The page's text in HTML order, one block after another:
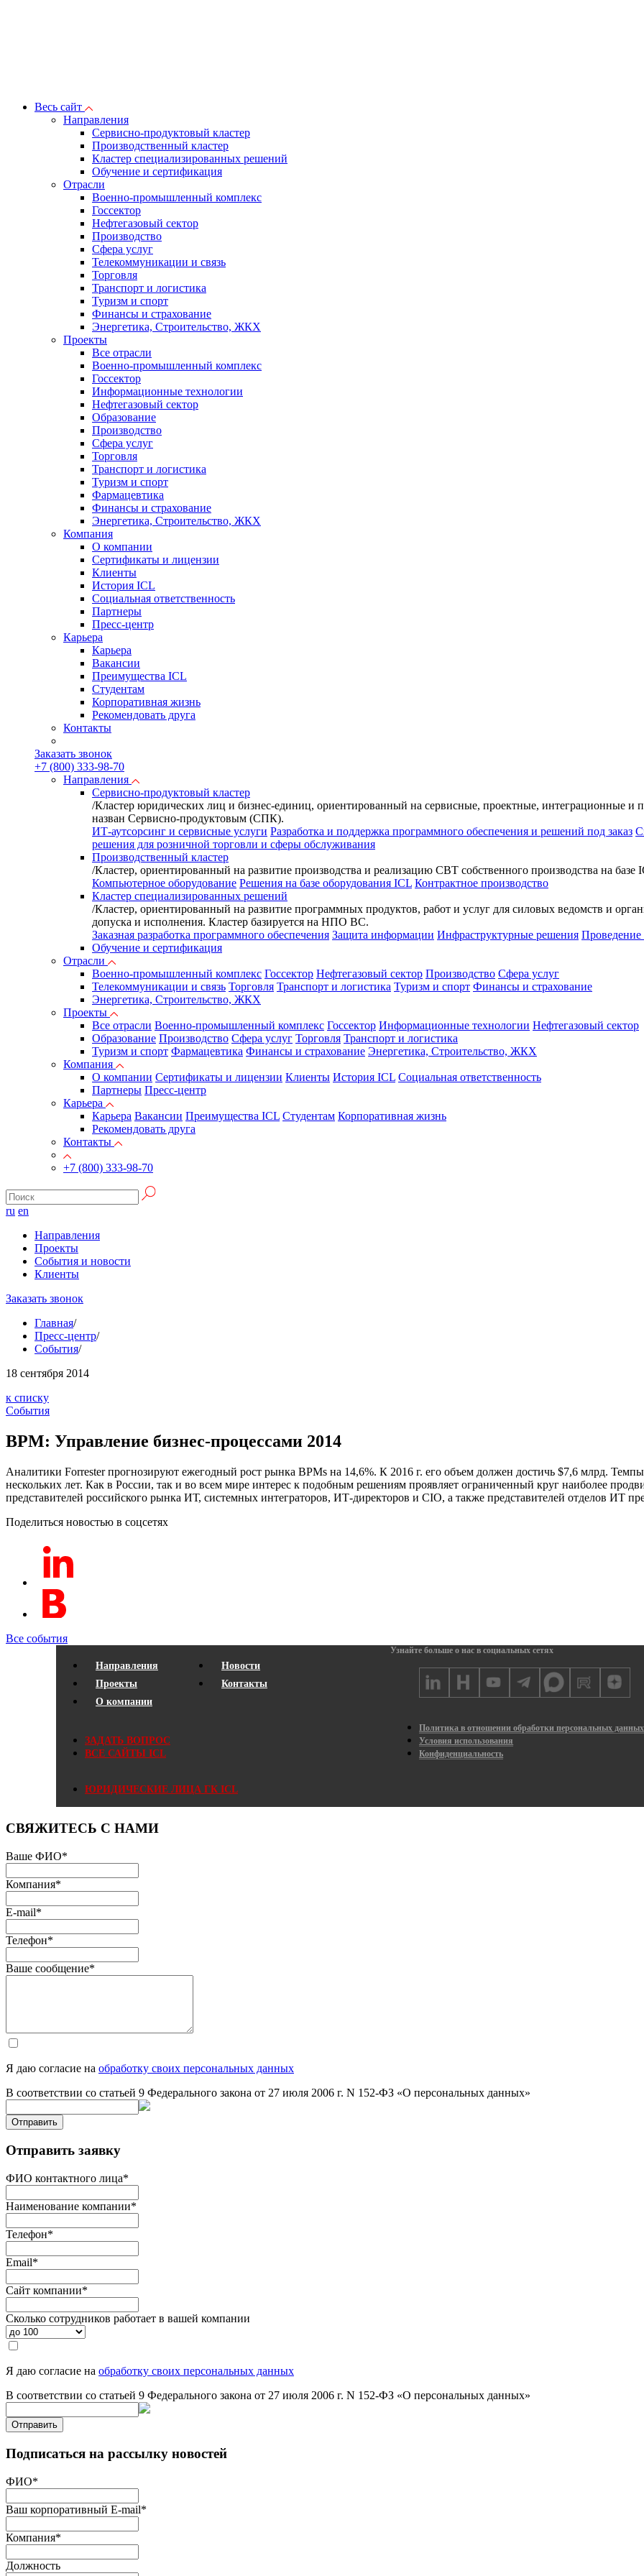
Весь сайт
Направления
Сервисно-продуктовый кластер
Производственный кластер
Кластер специализированных решений
Обучение и сертификация
Отрасли
Военно-промышленный комплекс
Госсектор
Нефтегазовый сектор
Производство
Сфера услуг
Телекоммуникации и связь
Торговля
Транспорт и логистика
Туризм и спорт
Финансы и страхование
Энергетика, Строительство, ЖКХ
Проекты
Все отрасли
Военно-промышленный комплекс
Госсектор
Информационные технологии
Нефтегазовый сектор
Образование
Производство
Сфера услуг
Торговля
Транспорт и логистика
Туризм и спорт
Фармацевтика
Финансы и страхование
Энергетика, Строительство, ЖКХ
Компания
О компании
Сертификаты и лицензии
Клиенты
История ICL
Социальная ответственность
Партнеры
Пресс-центр
Карьера
Карьера
Вакансии
Преимущества ICL
Студентам
Корпоративная жизнь
Рекомендовать друга
Контакты
Заказать звонок
+7 (800) 333-98-70
Направления
Сервисно-продуктовый кластер
/Кластер юридических лиц и бизнес-единиц, ориентированный на сервисные, проектные, интеграционные и
назван Сервисно-продуктовым (СПК).
ИТ-аутсорсинг и сервисные услуги Разработка и поддержка программного обеспечения и решений под заказ
решения для розничной торговли и сферы обслуживания
Производственный кластер
/Кластер, ориентированный на развитие производства и реализацию СВТ собственного производства на базе
Компьютерное оборудование Решения на базе оборудования ICL Контрактное производство
Кластер специализированных решений
/Кластер, ориентированный на развитие программных продуктов, работ и услуг для силовых ведомств и
допуска и исполнения. Кластер базируется на НПО ВС.
Заказная разработка программного обеспечения Защита информации Инфраструктурные решения
Обучение и сертификация
Отрасли
Военно-промышленный комплекс Госсектор Нефтегазовый сектор Производство Сфера услуг
Телекоммуникации и связь Торговля Транспорт и логистика Туризм и спорт Финансы и страхование
Энергетика, Строительство, ЖКХ
Проекты
Все отрасли Военно-промышленный комплекс Госсектор Информационные технологии Нефтегазовый сектор
Образование Производство Сфера услуг Торговля Транспорт и логистика
Туризм и спорт Фармацевтика Финансы и страхование Энергетика, Строительство, ЖКХ
Компания
О компании Сертификаты и лицензии Клиенты История ICL Социальная ответственность
Партнеры Пресс-центр
Карьера
Карьера Вакансии Преимущества ICL Студентам Корпоративная жизнь
Рекомендовать друга
Контакты
+7 (800) 333-98-70
ru en
Направления
Проекты
События и новости
Клиенты
Заказать звонок
Главная/
Пресс-центр/
События/
18 сентября 2014
к списку
События
BPM: Управление бизнес-процессами 2014
Аналитики Forrester прогнозируют ежегодный рост рынка BPMs на 14,6%. К 2016 г. его объем должен достичь $7,6 млрд.
нескольких лет. Как в России, так и во всем мире интерес к подобным решениям проявляет ограниченный круг наиболее
представителей российского рынка ИТ, системных интеграторов, ИТ-директоров и CIO, а также представителей отделов ИТ
Поделиться новостью в соцсетях
Все события
Направления
Проекты
О компании
Новости
Контакты
ЗАДАТЬ ВОПРОС
ВСЕ САЙТЫ ICL
ЮРИДИЧЕСКИЕ ЛИЦА ГК ICL
Узнайте больше о нас в социальных сетях
Политика в отношении обработки персональных данных
Условия использования
Конфиденциальность
СВЯЖИТЕСЬ С НАМИ
Ваше ФИО*
Компания*
E-mail*
Телефон*
Ваше сообщение*
Я даю согласие на обработку своих персональных данных
В соответствии со статьей 9 Федерального закона от 27 июля 2006 г. N 152-ФЗ «О персональных данных»
Отправить
Отправить заявку
ФИО контактного лица*
Наименование компании*
Телефон*
Email*
Сайт компании*
Сколько сотрудников работает в вашей компании
Я даю согласие на обработку своих персональных данных
В соответствии со статьей 9 Федерального закона от 27 июля 2006 г. N 152-ФЗ «О персональных данных»
Отправить
Подписаться на рассылку новостей
ФИО*
Ваш корпоративный E-mail*
Компания*
Должность